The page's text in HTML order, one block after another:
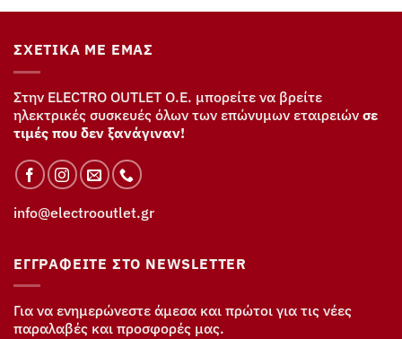
ΣΧΕΤΙΚΆ ΜΕ ΕΜΆΣ
Στην ELECTRO OUTLET Ο.Ε. μπορείτε να βρείτε
ηλεκτρικές συσκευές όλων των επώνυμων εταιρειών σε
τιμές που δεν ξανάγιναν!
info@electrooutlet.gr
ΕΓΓΡΑΦΕΊΤΕ ΣΤΟ NEWSLETTER
Για να ενημερώνεστε άμεσα και πρώτοι για τις νέες
παραλαβές και προσφορές μας.